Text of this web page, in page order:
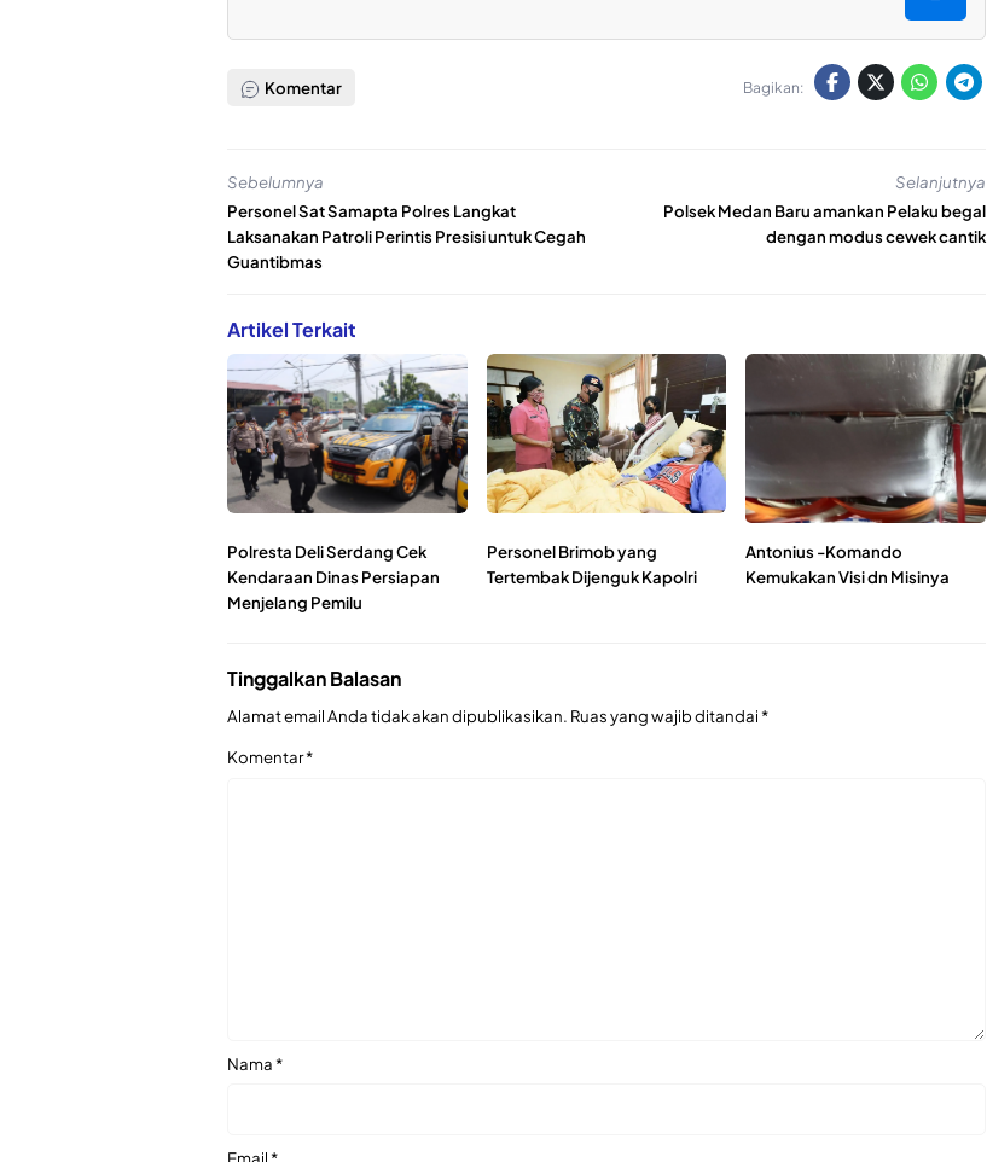
Komentar Bagikan:
Sebelumnya
Personel Sat Samapta Polres Langkat
Laksanakan Patroli Perintis Presisi untuk Cegah
Guantibmas
Selanjutnya
Polsek Medan Baru amankan Pelaku begal
dengan modus cewek cantik
Artikel Terkait
Polresta Deli Serdang Cek
Kendaraan Dinas Persiapan
Menjelang Pemilu
Personel Brimob yang
Tertembak Dijenguk Kapolri
Antonius -Komando
Kemukakan Visi dn Misinya
Tinggalkan Balasan
Alamat email Anda tidak akan dipublikasikan. Ruas yang wajib ditandai*
Komentar*
Nama*